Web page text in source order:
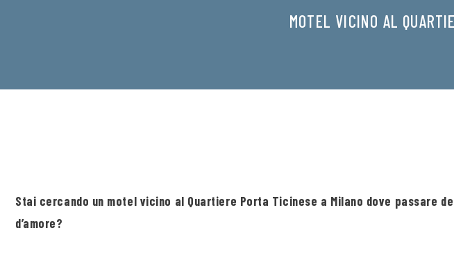
MOTEL VICINO AL
Stai cercando un motel vicino al Quartiere Porta Ticinese a Milano dove passare
d’amore?